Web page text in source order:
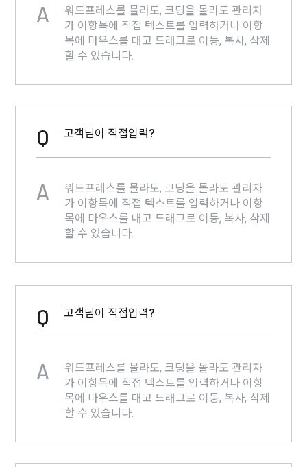
A
워드프레스를 몰라도, 코딩을 몰라도 관리자
가 이항목에 직접 텍스트를 입력하거나 이항
목에 마우스를 대고 드래그로 이동, 복사, 삭제
할 수 있습니다.
Q 고객님이 직접입력?
A
워드프레스를 몰라도, 코딩을 몰라도 관리자
가 이항목에 직접 텍스트를 입력하거나 이항
목에 마우스를 대고 드래그로 이동, 복사, 삭제
할 수 있습니다.
Q 고객님이 직접입력?
A
워드프레스를 몰라도, 코딩을 몰라도 관리자
가 이항목에 직접 텍스트를 입력하거나 이항
목에 마우스를 대고 드래그로 이동, 복사, 삭제
할 수 있습니다.